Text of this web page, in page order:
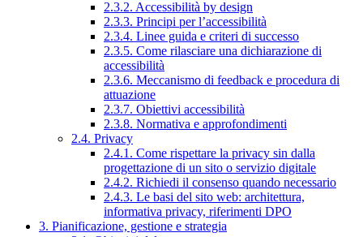
2.3.2. Accessibilità by design
2.3.3. Principi per l’accessibilità
2.3.4. Linee guida e criteri di successo
2.3.5. Come rilasciare una dichiarazione di
accessibilità
2.3.6. Meccanismo di feedback e procedura di
attuazione
2.3.7. Obiettivi accessibilità
2.3.8. Normativa e approfondimenti
2.4. Privacy
2.4.1. Come rispettare la privacy sin dalla
progettazione di un sito o servizio digitale
2.4.2. Richiedi il consenso quando necessario
2.4.3. Le basi del sito web: architettura,
informativa privacy, riferimenti DPO
3. Pianificazione, gestione e strategia